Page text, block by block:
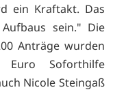
ein Kraftakt. Das
sein." Die
Anträge wurden
Soforthilfe
Nicole Steingaß